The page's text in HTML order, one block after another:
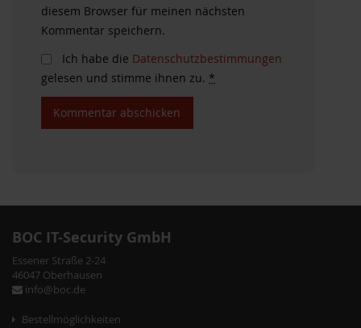
diesem Browser für meinen nächsten
Kommentar speichern.
Ich habe die Datenschutzbestimmungen
gelesen und stimme ihnen zu. *
BOC IT-Security GmbH
Essener Straße 2-24
46047 Oberhausen
info@boc.de
Bestellmöglichkeiten